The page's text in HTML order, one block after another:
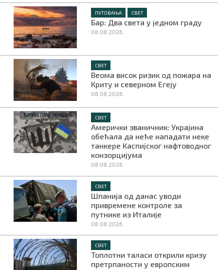
ПУТОВАЊА • СВЕТ
Бар: Два света у једном граду
08.08.2026.
СВЕТ
Веома висок ризик од пожара на
Криту и северном Егеју
08.08.2026.
СВЕТ
Амерички званичник: Украјина
обећала да неће нападати неке
танкере Каспијског нафтоводног
конзорцијума
08.08.2026.
СВЕТ
Шпанија од данас уводи
привремене контроле за
путнике из Италије
08.08.2026.
СВЕТ
Топлотни таласи открили кризу
претрпаности у европским